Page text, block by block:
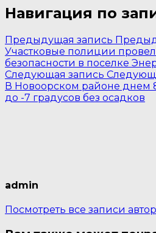
Навигация по
Предыдущая запись
Участковые полиции
безопасности в поселке
Следующая запись
В Новоорском районе днем
до -7 градусов без осадков
admin
Посмотреть все записи